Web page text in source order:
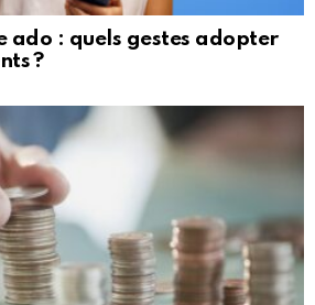
ado : quels gestes adopter
?